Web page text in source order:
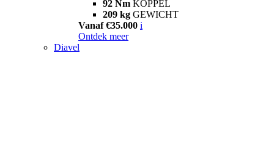
92 Nm KOPPEL
209 kg GEWICHT
Vanaf €35.000 i
Ontdek meer
Diavel